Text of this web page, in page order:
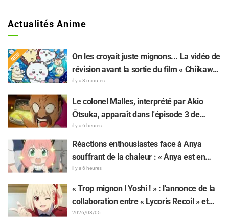
Actualités Anime
On les croyait juste mignons... La vidéo de
révision avant la sortie du film « Chiikawa
» suscite des réactions surprises face au
», « Ça ne parle que de travail »
il y a 8 minutes
Le colonel Malles, interprété par Akio
Ōtsuka, apparaît dans l'épisode 3 de
l'anime TV « The Ghost in the Shell » !
Commentaire du comédien et carte de fin
dévoilés
il y a 6 heures
Réactions enthousiastes face à Anya
souffrant de la chaleur : « Anya est en
train de fondre » sur l'illustration
d'annonce de « SPY x FAMILY »
il y a 6 heures
« Trop mignon ! Yoshi ! » : l'annonce de la
collaboration entre « Lycoris Recoil » et
Kumamine, créateur du « Chat au travail »,
2026/08/05